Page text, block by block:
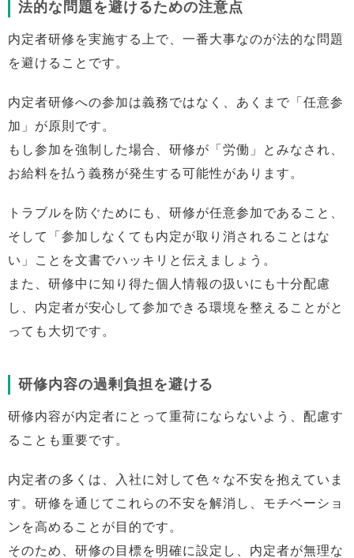
法的な問題を避けるための注意点
内定者研修を実施する上で、一番大事なのが法的な問題
を避けることです。
内定者研修への参加は義務ではなく、あくまで「任意参
加」が原則です。
もし参加を強制した場合、研修が「労働」とみなされ、
お給料を払う義務が発生する可能性があります。
トラブルを防ぐためにも、研修が任意参加であること、
そして「参加しなくても内定が取り消されることはな
い」ことを文書でハッキリと伝えましょう。
また、研修中に知り得た個人情報の扱いにも十分配慮
し、内定者が安心して参加できる環境を整えることがと
っても大切です。
研修内容の過剰負担を避ける
研修内容が内定者にとって重荷にならないよう、配慮す
ることも重要です。
内定者の多くは、入社に対して色々な不安を抱えていま
す。研修を通じてこれらの不安を解消し、モチベーショ
ンを高めることが目的です。
そのため、研修の目標を明確に設定し、内定者が無理な